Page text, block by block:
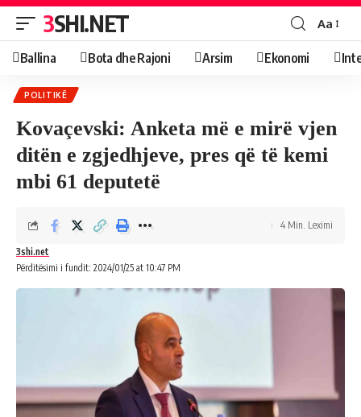
3SHI.NET Aa
Ballina Bota dhe Rajoni Arsim Ekonomi
POLITIKË
Kovaçevski: Anketa më e mirë vjen
ditën e zgjedhjeve, pres që të kemi
mbi 61 deputetë
Përditësimi i fundit: 2024/01/25 at 10:47 PM
3shi.net
4 Min. Leximi